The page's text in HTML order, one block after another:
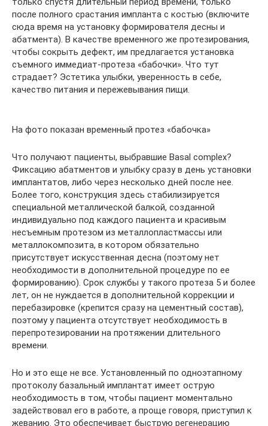
после полного срастания импланта с костью (включите
сюда время на установку формирователя десны и
абатмента). В качестве временного же протезирования,
чтобы сокрыть дефект, им предлагается установка
съемного иммедиат-протеза «бабочки». Что тут
страдает? Эстетика улыбки, уверенность в себе,
качество питания и пережевывания пищи.
На фото показан временный протез «бабочка»
Что получают пациенты, выбравшие Basal complex?
Фиксацию абатментов и улыбку сразу в день установки
имплантатов, либо через несколько дней после нее.
Более того, конструкция здесь стабилизируется
специальной металлической балкой, созданной
индивидуально под каждого пациента и красивым
несъемным протезом из металлопластмассы или
металлокомпозита, в котором обязательно
присутствует искусственная десна (поэтому нет
необходимости в дополнительной процедуре по ее
формированию). Срок службы у такого протеза 5 и более
лет, он не нуждается в дополнительной коррекции и
перебазировке (крепится сразу на цементный состав),
поэтому у пациента отсутствует необходимость в
перепротезировании на протяжении длительного
времени.
Но и это еще не все. Установленный по одноэтапному
протоколу базальный имплантат имеет острую
необходимость в том, чтобы пациент моментально
задействовал его в работе, а проще говоря, приступил к
жеванию. Это обеспечивает быструю регенерацию